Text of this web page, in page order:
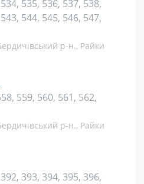
535, 536, 537, 538,
544, 545, 546, 547,
р-н., Райки
559, 560, 561, 562,
р-н., Райки
393, 394, 395, 396,